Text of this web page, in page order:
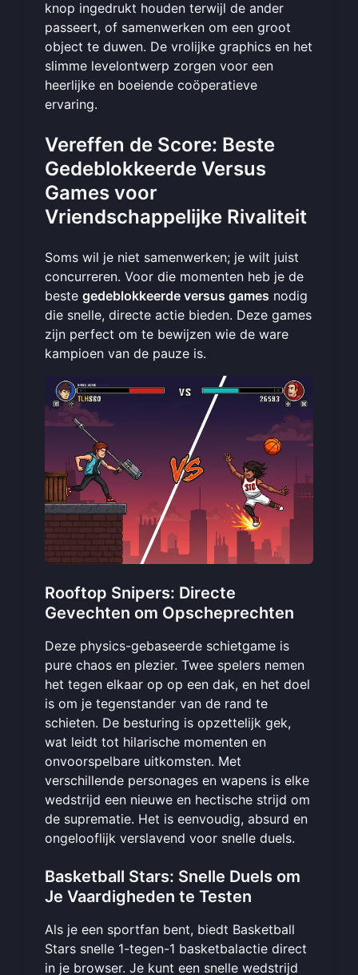
knop ingedrukt houden terwijl de ander
passeert, of samenwerken om een groot
object te duwen. De vrolijke graphics en het
slimme levelontwerp zorgen voor een
heerlijke en boeiende coöperatieve
ervaring.
Vereffen de Score: Beste
Gedeblokkeerde Versus
Games voor
Vriendschappelijke Rivaliteit
Soms wil je niet samenwerken; je wilt juist
concurreren. Voor die momenten heb je de
beste gedeblokkeerde versus games nodig
die snelle, directe actie bieden. Deze games
zijn perfect om te bewijzen wie de ware
kampioen van de pauze is.
Rooftop Snipers: Directe
Gevechten om Opscheprechten
Deze physics-gebaseerde schietgame is
pure chaos en plezier. Twee spelers nemen
het tegen elkaar op op een dak, en het doel
is om je tegenstander van de rand te
schieten. De besturing is opzettelijk gek,
wat leidt tot hilarische momenten en
onvoorspelbare uitkomsten. Met
verschillende personages en wapens is elke
wedstrijd een nieuwe en hectische strijd om
de suprematie. Het is eenvoudig, absurd en
ongelooflijk verslavend voor snelle duels.
Basketball Stars: Snelle Duels om
Je Vaardigheden te Testen
Als je een sportfan bent, biedt Basketball
Stars snelle 1-tegen-1 basketbalactie direct
in je browser. Je kunt een snelle wedstrijd